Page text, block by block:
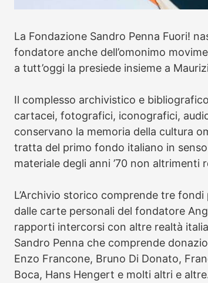
La Fondazione Sandro Penna Fuori!
fondatore anche dell’omonimo
a tutt’oggi la presiede insieme a
Il complesso archivistico e
cartacei, fotografici, iconografici,
conservano la memoria della cultura
tratta del primo fondo italiano in
materiale degli anni ’70 non
L’Archivio storico comprende tre
dalle carte personali del fondatore
rapporti intercorsi con altre realtà
Sandro Penna che comprende
Enzo Francone, Bruno Di Donato,
Boca, Hans Hengert e molti altri e